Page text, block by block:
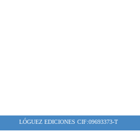
LÓGUEZ EDICIONES CIF:09693373-T